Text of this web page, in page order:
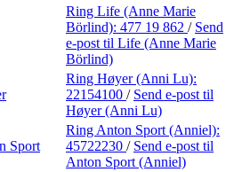
Ring Life (Anne Marie
Börlind): 477 19 862 / Send
e-post til Life (Anne Marie
Börlind)
Ring Høyer (Anni Lu):
22154100 / Send e-post til
Høyer (Anni Lu)
Sport
Ring Anton Sport (Anniel):
45722230 / Send e-post til
Anton Sport (Anniel)